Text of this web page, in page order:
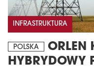
INFRASTRUKTURA
POLSKA
ORLEN
HYBRYDOWY